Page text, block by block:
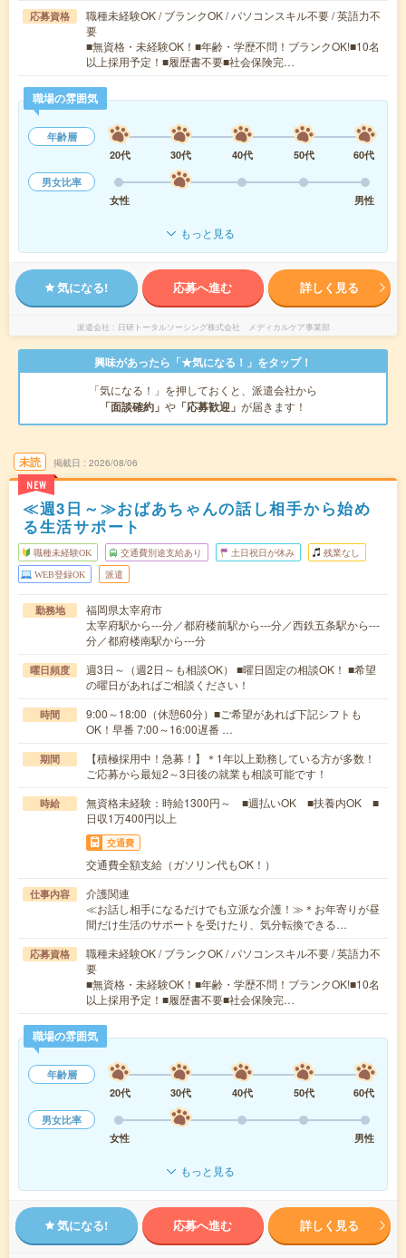
応募資格
職種未経験OK / ブランクOK / パソコンスキル不要 / 英語力不
要
■無資格・未経験OK！■年齢・学歴不問！ブランクOK!■10名
以上採用予定！■履歴書不要■社会保険完…
職場の雰囲気
年齢層
20代
30代 40代 50代
60代
男女比率
女性
男性
もっと見る
気になる! 応募へ進む 詳しく見る
派遣会社 日研トータルソーシング株式会社 メディカルケア事業部
興味があったら「★気になる！」をタップ！
「気になる！」を押しておくと、派遣会社から
「面談確約」 や 「応募歓迎」 が届きます！
未読
NEW
掲載日 2026/08/06
≪週3日～≫おばあちゃんの話し相手から始め
る生活サポート
職種未経験OK 交通費別途支給あり 土日祝日が休み 残業なし
WEB登録OK 派遣
勤務地
福岡県太宰府市
太宰府駅から---分／都府楼前駅から---分／西鉄五条駅から---
分／都府楼南駅から---分
曜日頻度
週3日～（週2日～も相談OK） ■曜日固定の相談OK！ ■希望
の曜日があればご相談ください！
時間
9:00～18:00（休憩60分）■ご希望があれば下記シフトも
OK！早番 7:00～16:00遅番 …
期間
【積極採用中！急募！】＊1年以上勤務している方が多数！
ご応募から最短2～3日後の就業も相談可能です！
時給
無資格未経験：時給1300円～ ■週払いOK ■扶養内OK ■
日収1万400円以上
交通費
交通費全額支給（ガソリン代もOK！）
仕事内容
介護関連
≪お話し相手になるだけでも立派な介護！≫＊お年寄りが昼
間だけ生活のサポートを受けたり、気分転換できる…
応募資格
職種未経験OK / ブランクOK / パソコンスキル不要 / 英語力不
要
■無資格・未経験OK！■年齢・学歴不問！ブランクOK!■10名
以上採用予定！■履歴書不要■社会保険完…
職場の雰囲気
年齢層
20代
30代 40代 50代
60代
男女比率
女性
男性
もっと見る
気になる! 応募へ進む 詳しく見る